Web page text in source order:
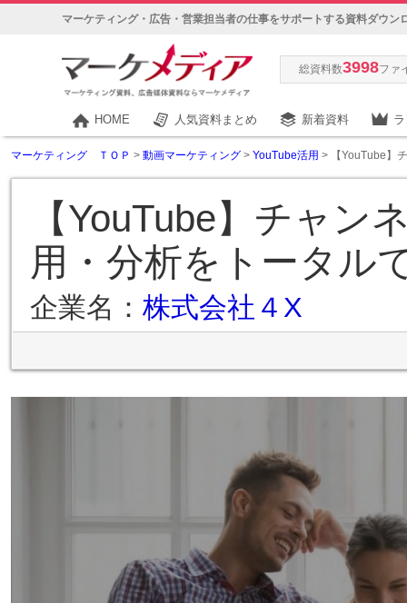
マーケティング・広告・営業担当者の仕事をサポートする資料ダウン
総資料数3998ファ
HOME 人気資料まとめ 新着資料
マーケティング ＴＯＰ > 動画マーケティング > YouTube活用 > 【YouTube】
【YouTube】チャン
用・分析をトータル
企業名： 株式会社４X